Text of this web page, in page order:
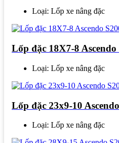
Loại: Lốp xe nâng đặc
Lốp đặc 18X7-8 Ascendo
Loại: Lốp xe nâng đặc
Lốp đặc 23x9-10
Loại: Lốp xe nâng đặc